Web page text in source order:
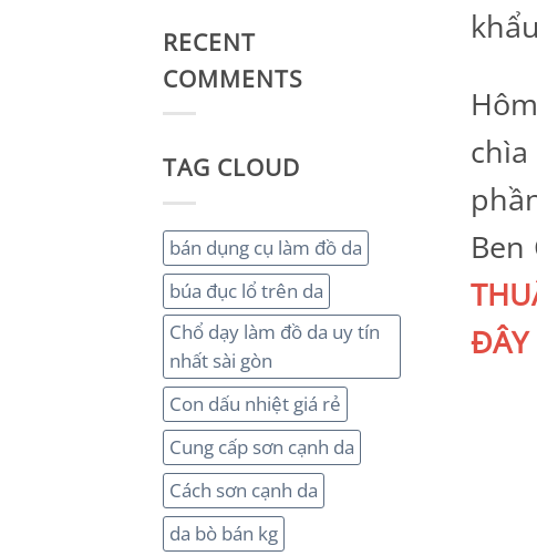
RECENT
COMMENTS
TAG CLOUD
bán dụng cụ làm đồ da
búa đục lổ trên da
Chổ dạy làm đồ da uy tín
nhất sài gòn
Con dấu nhiệt giá rẻ
Cung cấp sơn cạnh da
Cách sơn cạnh da
da bò bán kg
ĐÂY